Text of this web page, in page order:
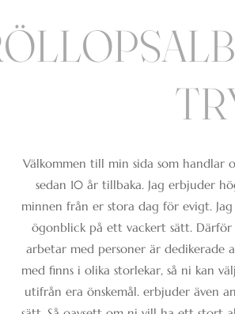
Välkommen till min sida som
sedan 10 år tillbaka. Jag erbjuder
minnen från er stora dag för evigt.
ögonblick på ett vackert sätt.
arbetar med personer är dedikerade
med finns i olika storlekar, så ni kan
utifrån era önskemål. erbjuder även